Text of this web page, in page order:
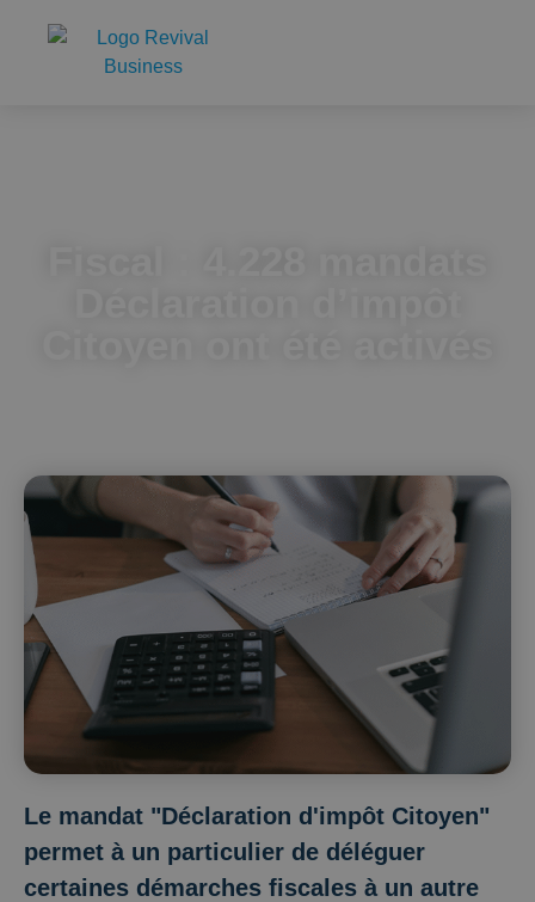
Le mandat "Déclaration d'impôt Citoyen"
permet à un particulier de déléguer
certaines démarches fiscales à un autre